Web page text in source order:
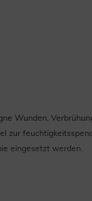
Wunden,
zur
eingesetzt werden.